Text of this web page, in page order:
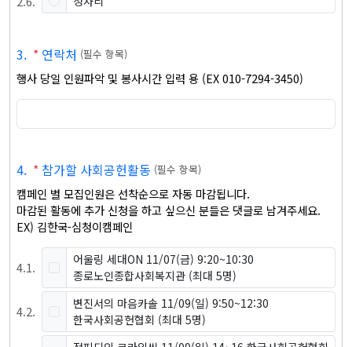
3. * 연락처 (필수 항목)
행사 당일 인원파악 및 봉사시간 입력 용 (EX 010-7294-3450)
4. * 참가할 사회공헌활동 (필수 항목)
캠페인 별 모집인원은 선착순으로 자동 마감됩니다.
마감된 활동에 추가 신청을 하고 싶으신 분들은 댓글로 남겨주세요.
EX) 김한국-심청이캠페인
4.1.
어울링 세대ON 11/07(금) 9:20~10:30
종로노인종합사회복지관 (최대 5명)
4.2.
변진서의 마음카솔 11/09(일) 9:50~12:30
한국사회공헌협회 (최대 5명)